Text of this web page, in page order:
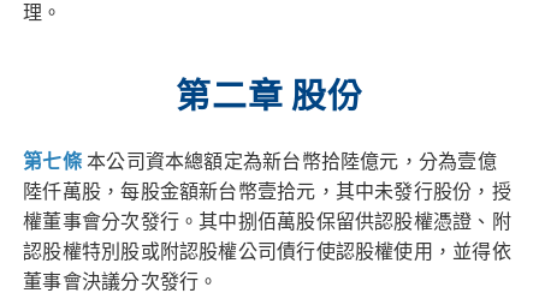
理。
第二章 股份
第七條本公司資本總額定為新台幣拾陸億元，分為壹億
陸仟萬股，每股金額新台幣壹拾元，其中未發行股份，授
權董事會分次發行。其中捌佰萬股保留供認股權憑證、附
認股權特別股或附認股權公司債行使認股權使用，並得依
董事會決議分次發行。